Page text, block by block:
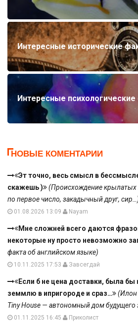
Интересные исторические
Интересные
НОВЫЕ КОМЕНТАРИИ
Эт точно, весь смысл в
скажешь )
(Происхождение
по первое число, закадычный друг,
01.08.2026 13:09 Nayam
Мне сложней всего даются
некоторые ну просто невозможно
факта об английском языке)
10.11.2025 17:53 Завсегдай
Если б не цена доставки, была бы
земмлю в ипригороде и сраз…
(Илон
Tiny House — автономный дом будущего
01.11.2025 16:45 Приколист